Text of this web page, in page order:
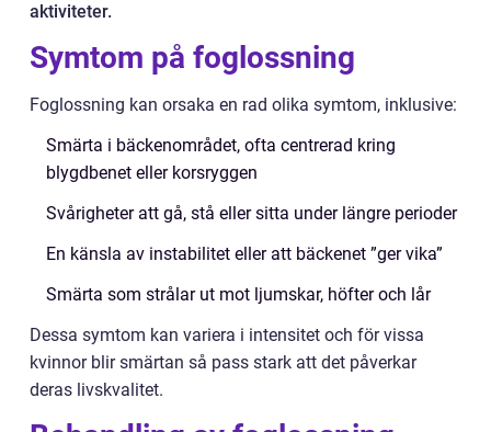
aktiviteter.
Symtom på foglossning
Foglossning kan orsaka en rad olika symtom, inklusive:
Smärta i bäckenområdet, ofta centrerad kring
blygdbenet eller korsryggen
Svårigheter att gå, stå eller sitta under längre perioder
En känsla av instabilitet eller att bäckenet ”ger vika”
Smärta som strålar ut mot ljumskar, höfter och lår
Dessa symtom kan variera i intensitet och för vissa
kvinnor blir smärtan så pass stark att det påverkar
deras livskvalitet.